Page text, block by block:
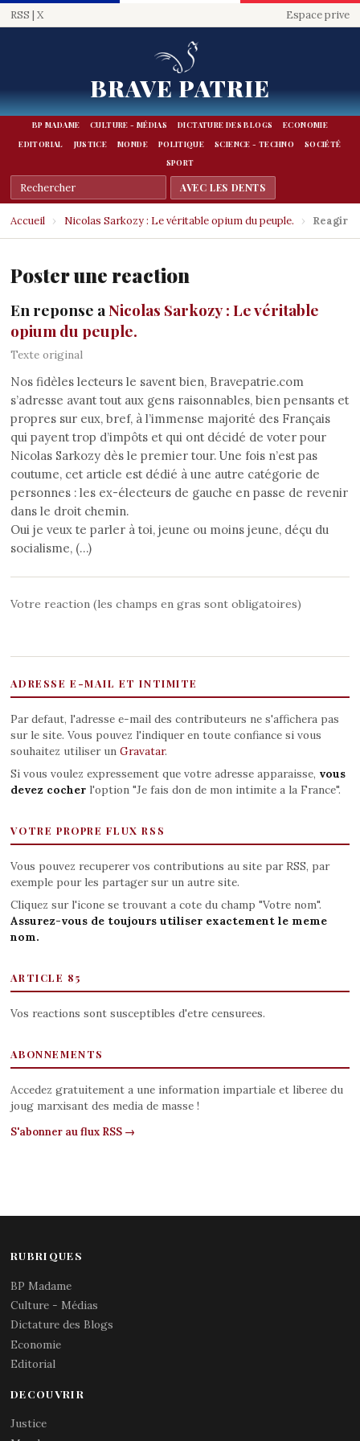
RSS | X Espace prive
BRAVE PATRIE
BP MADAME CULTURE - MÉDIAS DICTATURE DES BLOGS
ECONOMIE
EDITORIAL
JUSTICE MONDE POLITIQUE SCIENCE - TECHNO
SOCIÉTÉ
SPORT
Accueil › Nicolas Sarkozy : Le véritable opium du peuple. › Reagir
Poster une reaction
En reponse aNicolas Sarkozy : Le véritable
opium du peuple.
Texte original
Nos fidèles lecteurs le savent bien, Bravepatrie.com
s’adresse avant tout aux gens raisonnables, bien pensants et
propres sur eux, bref, à l’immense majorité des Français
qui payent trop d’impôts et qui ont décidé de voter pour
Nicolas Sarkozy dès le premier tour. Une fois n’est pas
coutume, cet article est dédié à une autre catégorie de
personnes : les ex-électeurs de gauche en passe de revenir
dans le droit chemin.
Oui je veux te parler à toi, jeune ou moins jeune, déçu du
socialisme, (…)
Votre reaction (les champs en gras sont obligatoires)
ADRESSE E-MAIL ET INTIMITE
Par defaut, l'adresse e-mail des contributeurs ne s'affichera pas
sur le site. Vous pouvez l'indiquer en toute confiance si vous
souhaitez utiliser un Gravatar.
Si vous voulez expressement que votre adresse apparaisse, vous
devez cocherl'option "Je fais don de mon intimite a la France".
VOTRE PROPRE FLUX RSS
Vous pouvez recuperer vos contributions au site par RSS, par
exemple pour les partager sur un autre site.
Cliquez sur l'icone se trouvant a cote du champ "Votre nom".
Assurez-vous de toujours utiliser exactement le meme
nom.
ARTICLE 85
Vos reactions sont susceptibles d'etre censurees.
ABONNEMENTS
Accedez gratuitement a une information impartiale et liberee du
joug marxisant des media de masse !
S'abonner au flux RSS →
RUBRIQUES
BP Madame
Culture - Médias
Dictature des Blogs
Economie
Editorial
DECOUVRIR
Justice